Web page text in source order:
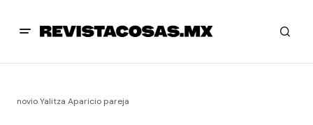
novio Yalitza Aparicio pareja